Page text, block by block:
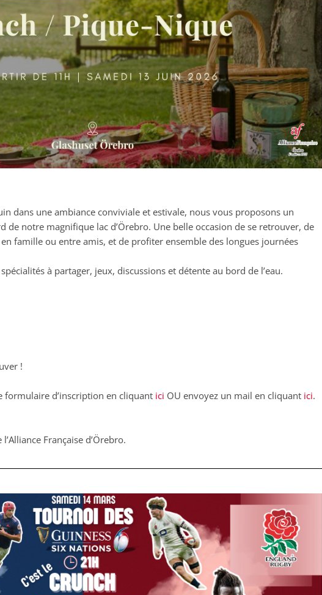
dans une ambiance conviviale et estivale, nous vous proposons un
de notre magnifique lac d’Örebro. Une belle occasion de se retrouver, de
famille ou entre amis, et de profiter ensemble des longues journées
à partager, jeux, discussions et détente au bord de l’eau.
!
formulaire d’inscription en cliquant ici OU envoyez un mail en cliquant ici.
Française d’Örebro.